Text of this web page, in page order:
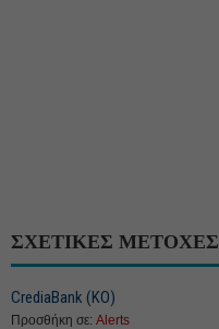
ΣΧΕΤΙΚΕΣ ΜΕΤΟΧΕΣ
CrediaBank (ΚΟ)
Προσθήκη σε: Alerts